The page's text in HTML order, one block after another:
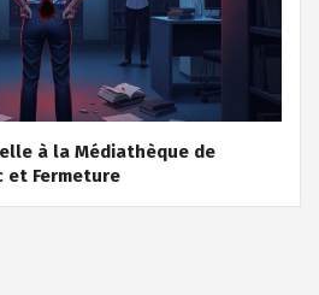
à la Médiathèque de
et Fermeture